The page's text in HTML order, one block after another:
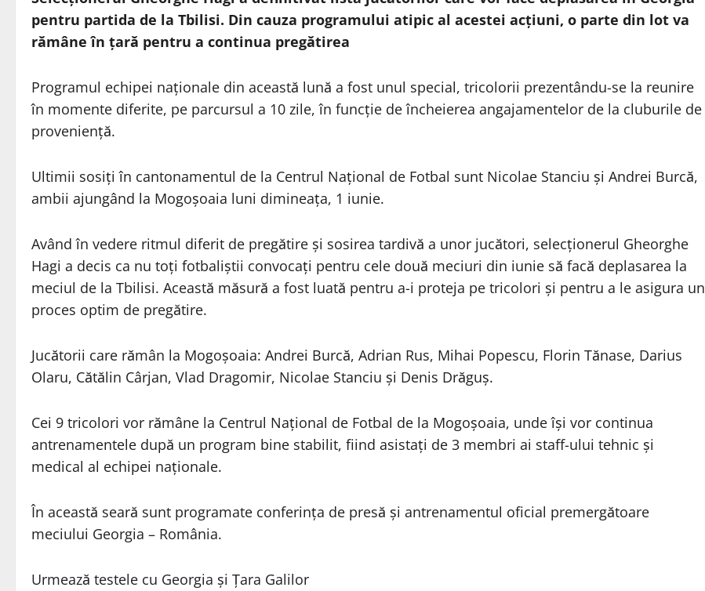
pentru partida de la Tbilisi. Din cauza programului atipic al acestei acţiuni, o parte din lot va
rămâne în ţară pentru a continua pregătirea
Programul echipei naţionale din această lună a fost unul special, tricolorii prezentându-se la reunire
în momente diferite, pe parcursul a 10 zile, în funcţie de încheierea angajamentelor de la cluburile de
provenienţă.
Ultimii sosiţi în cantonamentul de la Centrul Naţional de Fotbal sunt Nicolae Stanciu şi Andrei Burcă,
ambii ajungând la Mogoşoaia luni dimineaţa, 1 iunie.
Având în vedere ritmul diferit de pregătire şi sosirea tardivă a unor jucători, selecţionerul Gheorghe
Hagi a decis ca nu toţi fotbaliştii convocaţi pentru cele două meciuri din iunie să facă deplasarea la
meciul de la Tbilisi. Această măsură a fost luată pentru a-i proteja pe tricolori şi pentru a le asigura un
proces optim de pregătire.
Jucătorii care rămân la Mogoşoaia: Andrei Burcă, Adrian Rus, Mihai Popescu, Florin Tănase, Darius
Olaru, Cătălin Cârjan, Vlad Dragomir, Nicolae Stanciu şi Denis Drăguş.
Cei 9 tricolori vor rămâne la Centrul Naţional de Fotbal de la Mogoşoaia, unde îşi vor continua
antrenamentele după un program bine stabilit, fiind asistaţi de 3 membri ai staff-ului tehnic şi
medical al echipei naţionale.
În această seară sunt programate conferinţa de presă şi antrenamentul oficial premergătoare
meciului Georgia – România.
Urmează testele cu Georgia şi Ţara Galilor